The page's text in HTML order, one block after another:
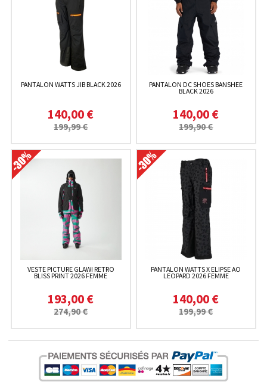
PANTALON WATTS JIB BLACK 2026
140,00 €
199,99 €
PANTALON DC SHOES BANSHEE
BLACK 2026
140,00 €
199,90 €
VESTE PICTURE GLAWI RETRO
BLISS PRINT 2026 FEMME
193,00 €
274,90 €
PANTALON WATTS X ELIPSE AO
LEOPARD 2026 FEMME
140,00 €
199,99 €